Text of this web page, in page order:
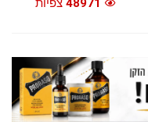
48971 צפיות